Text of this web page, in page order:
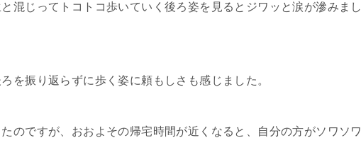
混じってトコトコ歩いていく後ろ姿を見るとジワッと涙が滲みまし
を振り返らずに歩く姿に頼もしさも感じました。
のですが、おおよその帰宅時間が近くなると、自分の方がソワソワ